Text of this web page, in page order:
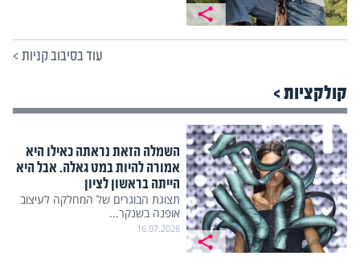
עוד בסיבוב קניות>
קולקציות >
השמלה הזאת נראתה כאילו היא
אמורה להיות במט גאלה. אבל היא
הייתה בראשון לציון
תצוגת הבוגרים של המחלקה לעיצוב
אופנה בשנקר...
16.07.2026